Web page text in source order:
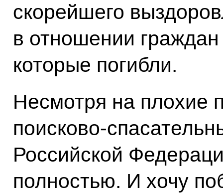
скорейшего
в отношении граждан
которые погибли.
Несмотря на плохие
поисково-
Российской
полностью. И хочу